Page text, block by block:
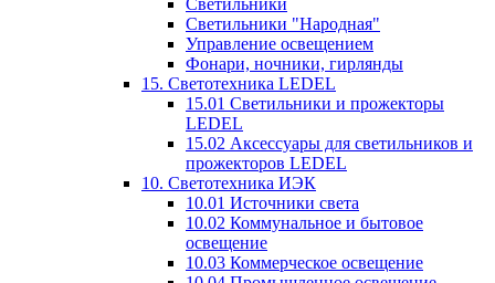
Светильники
Светильники "Народная"
Управление освещением
Фонари, ночники, гирлянды
15. Светотехника LEDEL
15.01 Светильники и прожекторы
LEDEL
15.02 Аксессуары для светильников и
прожекторов LEDEL
10. Светотехника ИЭК
10.01 Источники света
10.02 Коммунальное и бытовое
освещение
10.03 Коммерческое освещение